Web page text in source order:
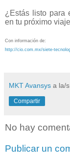
¿Estás listo para
en tu próximo
Con información de:
http://cio.com.mx/siete-
MKT Avansys a la/s
Compartir
No hay
Publicar un